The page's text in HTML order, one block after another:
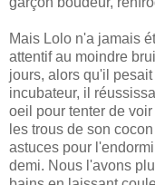
Mais Lolo n'a jamais
attentif au moindre
jours, alors qu'il
incubateur, il
oeil pour tenter de
les trous de son
astuces pour
demi. Nous l'avons